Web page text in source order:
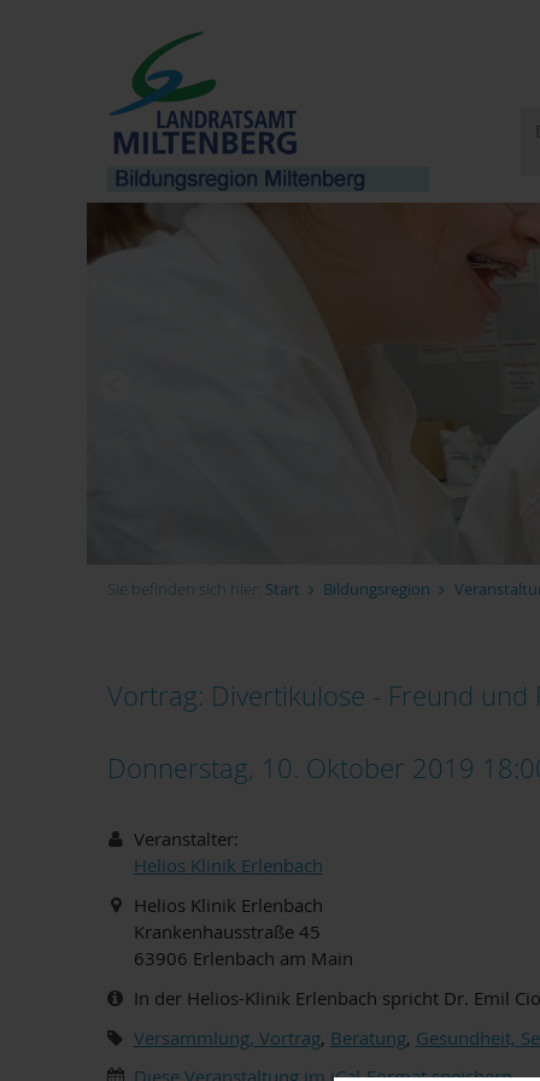
Sie befinden sich hier: Start Bildungsregion
Vortrag: Divertikulose - Freund und
Donnerstag, 10. Oktober 2019
Veranstalter:
Helios Klinik Erlenbach
Helios Klinik Erlenbach
Krankenhausstraße 45
63906 Erlenbach am Main
In der Helios-Klinik Erlenbach spricht Dr. Emil
Versammlung, Vortrag, Beratung, Gesundheit,